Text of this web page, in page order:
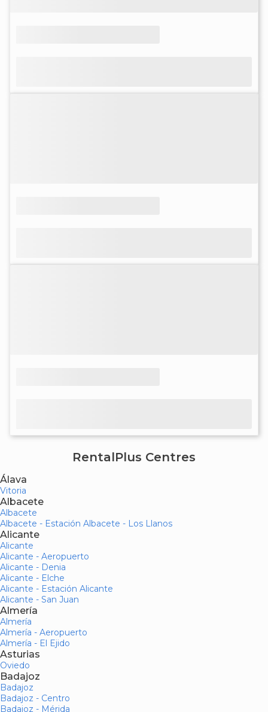
RentalPlus Centres
Álava
Vitoria
Albacete
Albacete
Albacete - Estación Albacete - Los Llanos
Alicante
Alicante
Alicante - Aeropuerto
Alicante - Denia
Alicante - Elche
Alicante - Estación Alicante
Alicante - San Juan
Almería
Almería
Almería - Aeropuerto
Almería - El Ejido
Asturias
Oviedo
Badajoz
Badajoz
Badajoz - Centro
Badajoz - Mérida